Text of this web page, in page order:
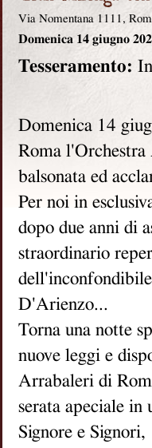
Via Nomentana 1111,
Domenica 14 giugno
Tesseramento:
Domenica 14
Roma
balsonata ed
Per noi in
dopo due anni di
straordinario
D'Arienzo...
Torna una notte
nuove leggi e
Arrabaleri di
serata apeciale in
Signore e Signori,